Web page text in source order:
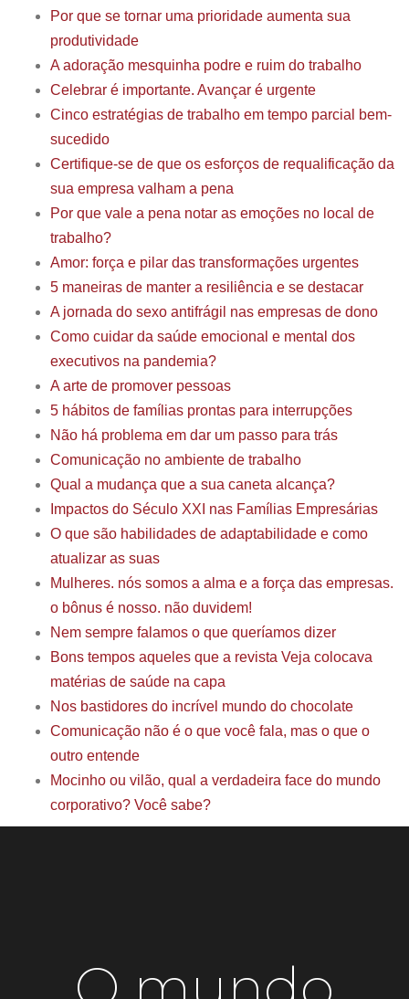
Por que se tornar uma prioridade aumenta sua
produtividade
A adoração mesquinha podre e ruim do trabalho
Celebrar é importante. Avançar é urgente
Cinco estratégias de trabalho em tempo parcial bem-
sucedido
Certifique-se de que os esforços de requalificação da
sua empresa valham a pena
Por que vale a pena notar as emoções no local de
trabalho?
Amor: força e pilar das transformações urgentes
5 maneiras de manter a resiliência e se destacar
A jornada do sexo antifrágil nas empresas de dono
Como cuidar da saúde emocional e mental dos
executivos na pandemia?
A arte de promover pessoas
5 hábitos de famílias prontas para interrupções
Não há problema em dar um passo para trás
Comunicação no ambiente de trabalho
Qual a mudança que a sua caneta alcança?
Impactos do Século XXI nas Famílias Empresárias
O que são habilidades de adaptabilidade e como
atualizar as suas
Mulheres. nós somos a alma e a força das empresas.
o bônus é nosso. não duvidem!
Nem sempre falamos o que queríamos dizer
Bons tempos aqueles que a revista Veja colocava
matérias de saúde na capa
Nos bastidores do incrível mundo do chocolate
Comunicação não é o que você fala, mas o que o
outro entende
Mocinho ou vilão, qual a verdadeira face do mundo
corporativo? Você sabe?